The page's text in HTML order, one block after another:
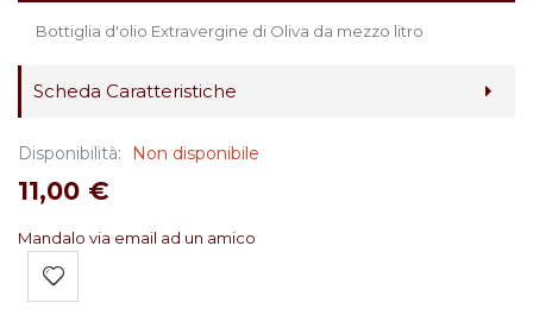
Bottiglia d'olio Extravergine di Oliva da mezzo litro
Scheda Caratteristiche
Disponibilità: Non disponibile
11,00 €
Mandalo via email ad un amico